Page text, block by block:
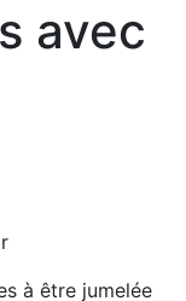
avec
à être jumelée